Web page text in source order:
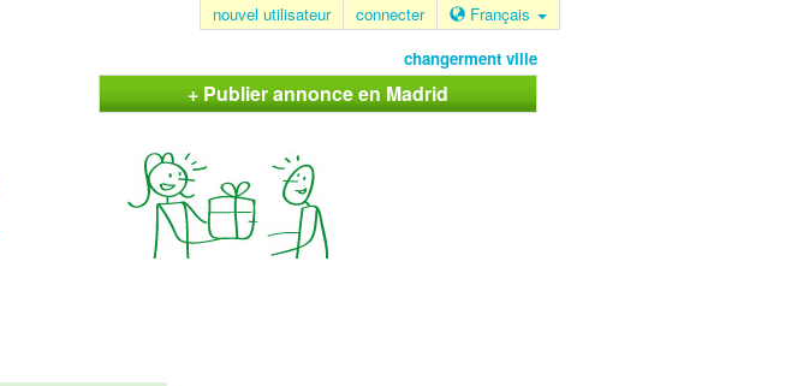
nouvel utilisateur connecter Français
changerment ville
+ Publier annonce en Madrid